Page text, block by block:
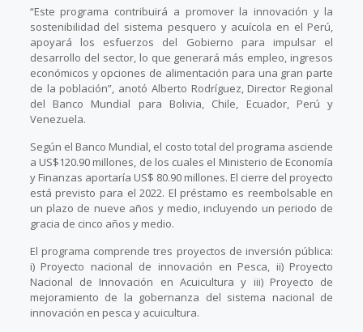
“Este programa contribuirá a promover la innovación y la
sostenibilidad del sistema pesquero y acuícola en el Perú,
apoyará los esfuerzos del Gobierno para impulsar el
desarrollo del sector, lo que generará más empleo, ingresos
económicos y opciones de alimentación para una gran parte
de la población”, anotó Alberto Rodríguez, Director Regional
del Banco Mundial para Bolivia, Chile, Ecuador, Perú y
Venezuela.
Según el Banco Mundial, el costo total del programa asciende
a US$120.90 millones, de los cuales el Ministerio de Economía
y Finanzas aportaría US$ 80.90 millones. El cierre del proyecto
está previsto para el 2022. El préstamo es reembolsable en
un plazo de nueve años y medio, incluyendo un periodo de
gracia de cinco años y medio.
El programa comprende tres proyectos de inversión pública:
i) Proyecto nacional de innovación en Pesca, ii) Proyecto
Nacional de Innovación en Acuicultura y iii) Proyecto de
mejoramiento de la gobernanza del sistema nacional de
innovación en pesca y acuicultura.